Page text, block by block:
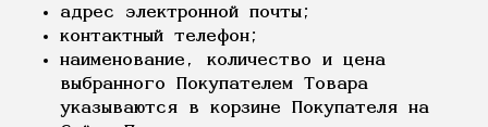
адрес электронной почты;
контактный телефон;
наименование, количество и цена
выбранного Покупателем Товара
указываются в корзине Покупателя на